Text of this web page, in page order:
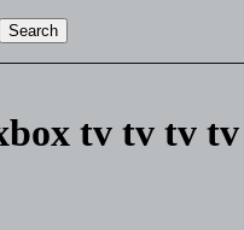
Search
tv tv tv